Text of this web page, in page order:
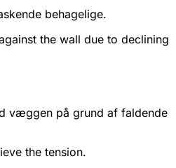
behagelige.
the wall due to declining
væggen på grund af faldende
the tension.